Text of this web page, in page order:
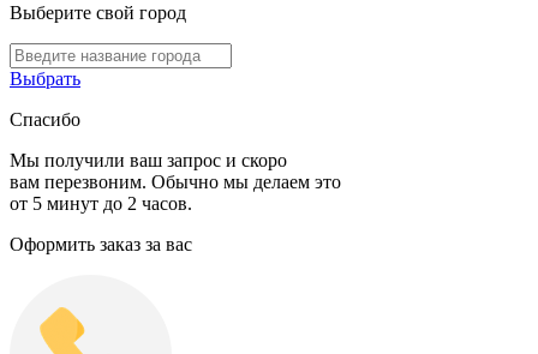
Выберите свой город
Выбрать
Спасибо
Мы получили ваш запрос и скоро
вам перезвоним. Обычно мы делаем это
от 5 минут до 2 часов.
Оформить заказ за вас